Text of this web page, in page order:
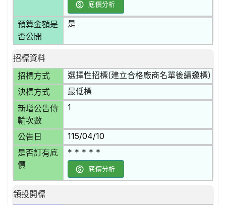
底價分析
預算金額是
否公開
是
招標資料
招標方式
選擇性招標(建立合格廠商名單後續邀標)
決標方式 最低標
新增公告傳
輸次數
1
公告日 115/04/10
是否訂有底
價
* * * * *
底價分析
領投開標